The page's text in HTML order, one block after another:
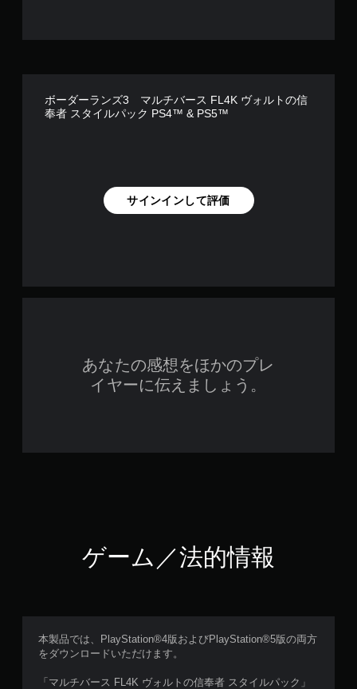
ボーダーランズ3 マルチバース FL4K ヴォルトの信
奉者 スタイルパック PS4™ & PS5™
サインインして評価
あなたの感想をほかのプレ
イヤーに伝えましょう。
ゲーム／法的情報
本製品では、PlayStation®4版およびPlayStation®5版の両方
をダウンロードいただけます。
「マルチバース FL4K ヴォルトの信奉者 スタイルパック」